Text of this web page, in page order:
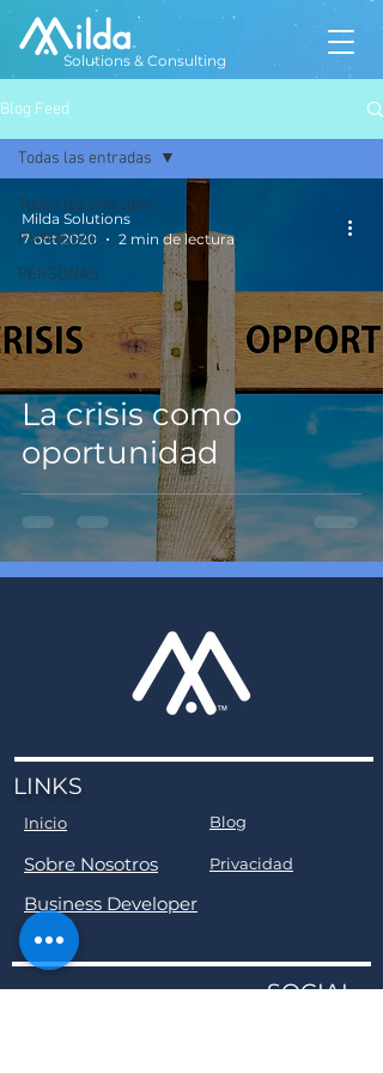
Solutions & Consulting
Blog Feed
Todas las entradas
EMPRESAS
PERSONAS
Todas las entradas
La crisis como
oportunidad
Milda Solutions
7 oct 2020
2 min de lectura
LINKS
Inicio Blog
Sobre Nosotros Privacidad
Business Developer
SOCIAL